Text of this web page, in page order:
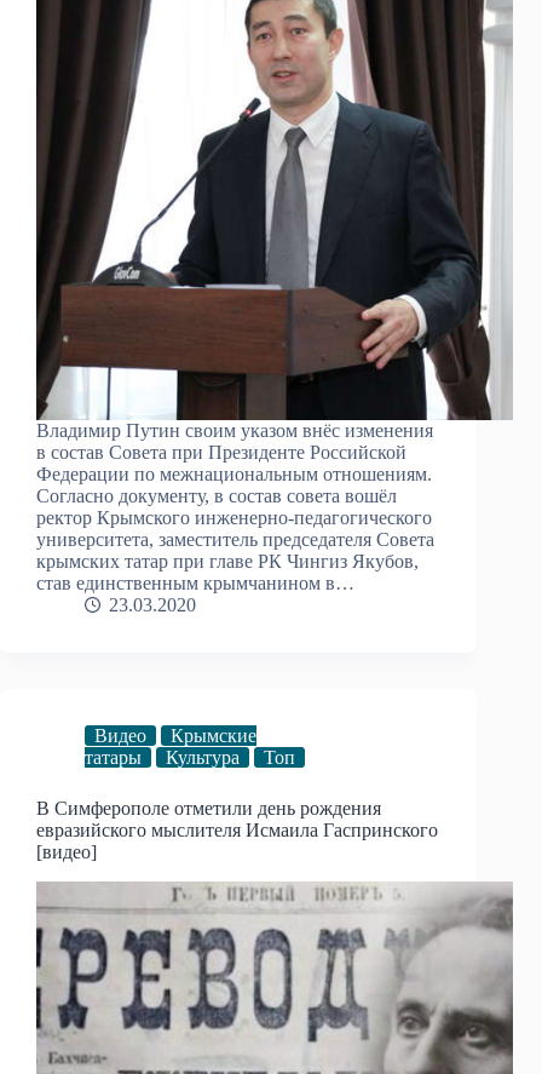
Владимир Путин своим указом внёс изменения
в состав Совета при Президенте Российской
Федерации по межнациональным отношениям.
Согласно документу, в состав совета вошёл
ректор Крымского инженерно-педагогического
университета, заместитель председателя Совета
крымских татар при главе РК Чингиз Якубов,
став единственным крымчанином в…
23.03.2020
Видео
Крымские
татары
Культура Топ
В Симферополе отметили день рождения
евразийского мыслителя Исмаила Гаспринского
[видео]